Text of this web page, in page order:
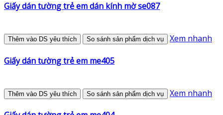
Giấy dán tường trẻ em dán kính mờ se087
Thêm vào DS yêu thích So sánh sản phẩm dịch vụ Xem nhanh
Giấy dán tường trẻ em me405
Thêm vào DS yêu thích So sánh sản phẩm dịch vụ Xem nhanh